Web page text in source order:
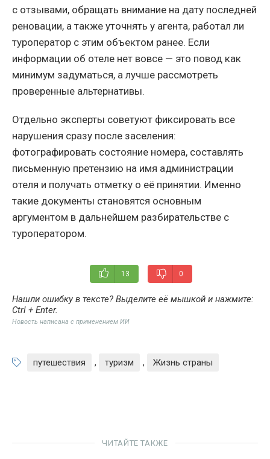
с отзывами, обращать внимание на дату последней
реновации, а также уточнять у агента, работал ли
туроператор с этим объектом ранее. Если
информации об отеле нет вовсе — это повод как
минимум задуматься, а лучше рассмотреть
проверенные альтернативы.
Отдельно эксперты советуют фиксировать все
нарушения сразу после заселения:
фотографировать состояние номера, составлять
письменную претензию на имя администрации
отеля и получать отметку о её принятии. Именно
такие документы становятся основным
аргументом в дальнейшем разбирательстве с
туроператором.
13 0
Нашли ошибку в тексте? Выделите её мышкой и нажмите:
Ctrl + Enter.
Новость написана с применением ИИ
путешествия , туризм , Жизнь страны
ЧИТАЙТЕ ТАКЖЕ